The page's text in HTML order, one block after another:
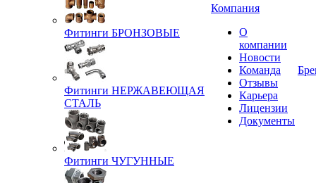
Фитинги БРОНЗОВЫЕ
Фитинги НЕРЖАВЕЮЩАЯ
СТАЛЬ
Фитинги ЧУГУННЫЕ
Компания
О
компании
Новости
Команда
Отзывы
Карьера
Лицензии
Документы